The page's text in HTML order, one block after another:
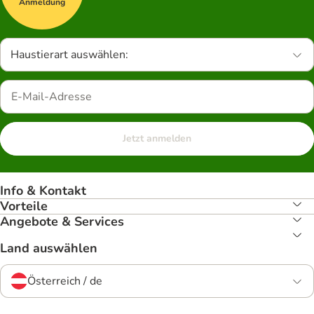
Haustierart auswählen:
Jetzt anmelden
Info & Kontakt
Vorteile
Angebote & Services
Land auswählen
Österreich / de